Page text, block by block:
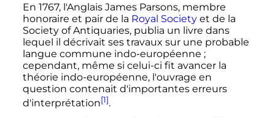
En 1767, l'Anglais James Parsons, membre
honoraire et pair de la Royal Societyet de la
Society of Antiquaries, publia un livre dans
lequel il décrivait ses travaux sur une probable
langue commune indo-européenne ;
cependant, même si celui-ci fit avancer la
théorie indo-européenne, l'ouvrage en
question contenait d'importantes erreurs
d'interprétation[1].